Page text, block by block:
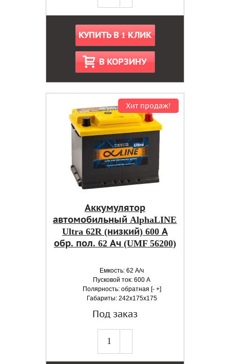
КУПИТЬ В 1 КЛИК
В КОРЗИНУ
Хит продаж!
Аккумулятор
автомобильный AlphaLINE
Ultra 62R (низкий) 600 А
обр. пол. 62 Ач (UMF 56200)
Емкость: 62 А/ч
Пусковой ток: 600 А
Полярность: обратная [- +]
Габариты: 242x175x175
Под заказ